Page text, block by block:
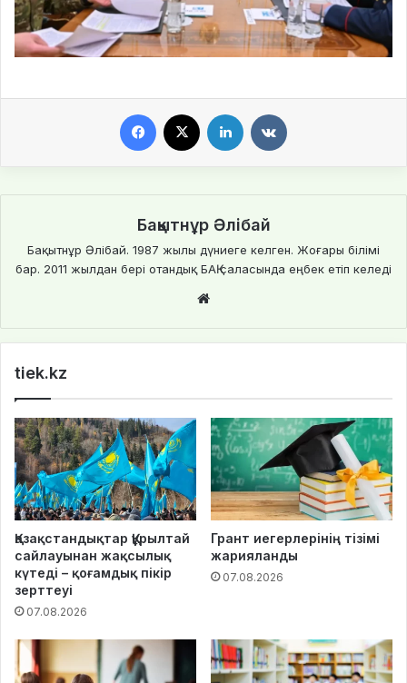
Facebook LinkedIn
Бақытнұр Әлібай
Бақытнұр Әлібай. 1987 жылы дүниеге келген. Жоғары білімі
бар. 2011 жылдан бері отандық БАҚ саласында еңбек етіп келеді
tiek.kz
Қазақстандықтар Құрылтай
сайлауынан жақсылық
күтеді – қоғамдық пікір
зерттеуі
07.08.2026
Грант иегерлерінің тізімі
жарияланды
07.08.2026